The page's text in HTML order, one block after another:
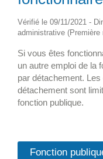
Vérifié le 09/11/2021 -
administrative (Première
Si vous êtes
un autre emploi de la
par détachement.
détachement sont
fonction publique.
Fonction